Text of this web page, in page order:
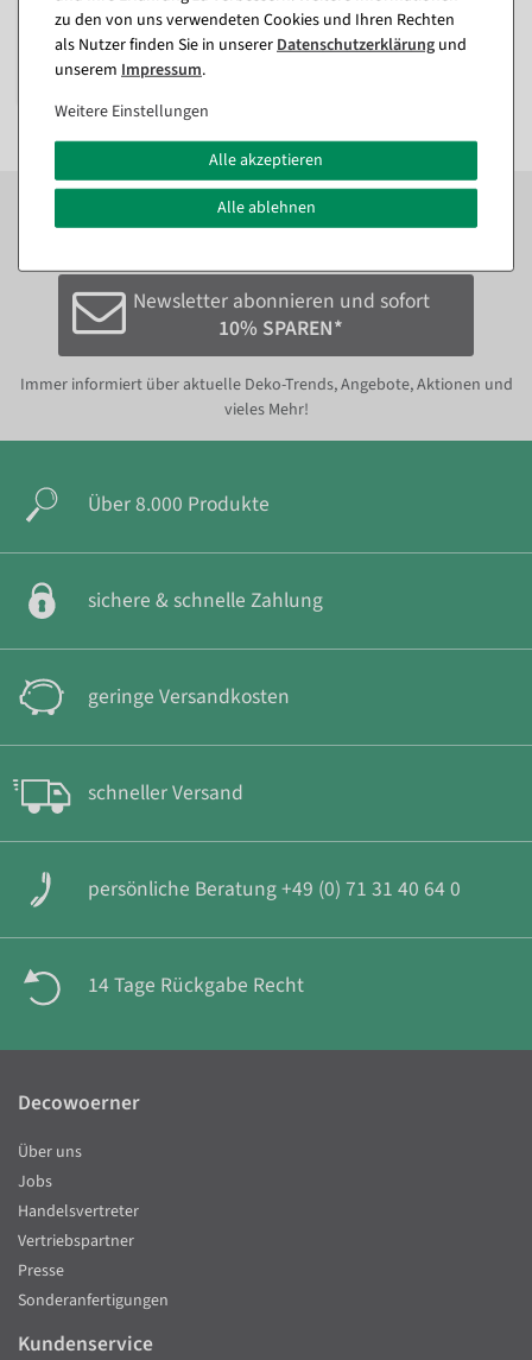
29,63 €
24,90 EUR zzgl. ges. MwSt.
Zum Newsletter anmelden und sofort bei der
nächsten Bestellung sparen.*
Newsletter abonnieren und sofort
10% SPAREN*
Immer informiert über aktuelle Deko-Trends, Angebote, Aktionen und
vieles Mehr!
Über 8.000 Produkte
sichere & schnelle Zahlung
geringe Versandkosten
schneller Versand
persönliche Beratung +49 (0) 71 31 40 64 0
14 Tage Rückgabe Recht
zu den von uns verwendeten Cookies und Ihren Rechten
als Nutzer finden Sie in unsererDaten­schutz­erklärung und
unserem Impressum.
Weitere Einstellungen
Alle akzeptieren
Alle ablehnen
Decowoerner
Über uns
Jobs
Handelsvertreter
Vertriebspartner
Presse
Sonderanfertigungen
Kundenservice